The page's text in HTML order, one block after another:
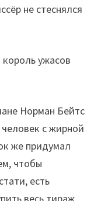
не стеснялся
Норман Бейтс
с жирной
же придумал
чтобы
есть